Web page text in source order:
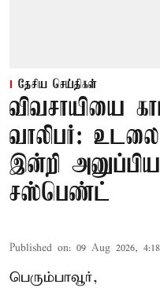
தேசிய செய்திகள்
விவசாயியை
வாலிபர்: உடலை
இன்றி அனுப்பிய
சஸ்பெண்ட்
Published on: 09 Aug 2026,
பெரும்பாவூர்,